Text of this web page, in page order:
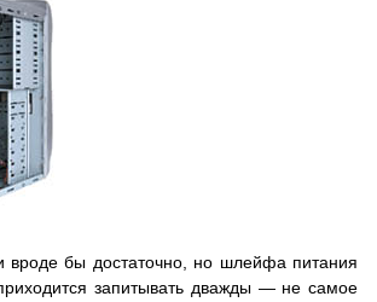
бы достаточно, но шлейфа питания
запитывать дважды — не самое